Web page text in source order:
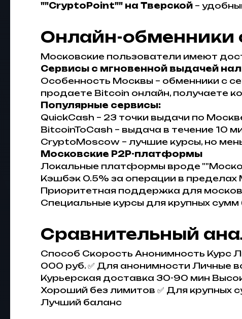
""CryptoPoint"" на Тверской –
Онлайн-обменники
Московские пользователи имеют
Сервисы с мгновенной выдачей
Особенность Москвы – обменники с
продаете Bitcoin онлайн, получаете
Популярные сервисы:
QuickCash – 23 точки выдачи по
BitcoinToCash – выдача в течение 10
CryptoMoscow – лучшие курсы, но
Московские P2P-платформы
Локальные платформы вроде
Кэшбэк 0.5% за операции в
Приоритетная поддержка для
Специальные курсы для крупных
Сравнительный
Способ Скорость Анонимность Курс
000 руб. ✅ Для анонимности Личные
Курьерская доставка 30-90 мин
Хороший без лимитов ✅ Для крупных
Лучший баланс